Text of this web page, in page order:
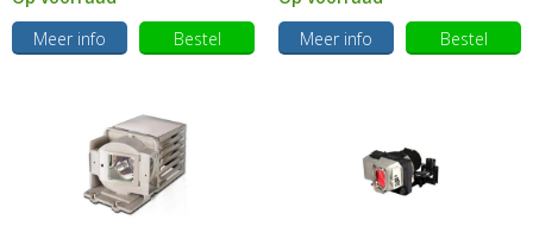
Meer info
Bestel
Meer info
Bestel